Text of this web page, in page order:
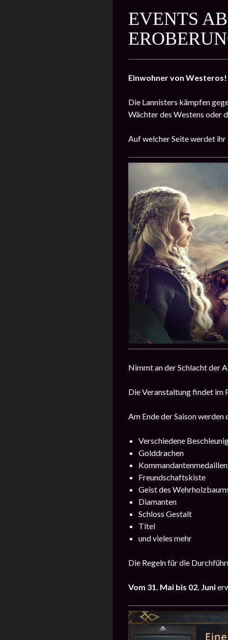
EVENTS
Einwohner von Westeros!
Die Lannisters kämpfen
Wächter des Westens oder
Auf welcher Seite werdet ihr
Nimmt an der Schlacht der
Die Veranstaltung findet im
Am Ende der Saison
Verschiedene
Golddrachen
Kommandantenmedaillen
Freundschaftskiste
Geist des
Diamanten
Schloss Gestalt
Titel
und vieles mehr
Die Regeln für die
Vom 31. Mai bis 02. Juni